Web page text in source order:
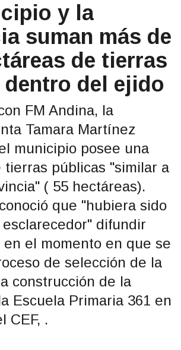
y la
suman más de
de tierras
del ejido
FM Andina, la
Tamara Martínez
municipio posee una
tierras públicas "similar a
( 55 hectáreas).
que "hubiera sido
esclarecedor" difundir
en el momento en que se
de selección de la
construcción de la
Escuela Primaria 361 en
CEF, .